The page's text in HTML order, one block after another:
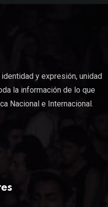
y expresión, unidad
la información de lo que
Nacional e Internacional.